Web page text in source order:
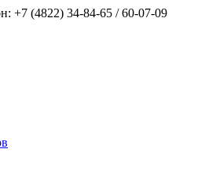
+7 (4822) 34-84-65 / 60-07-09